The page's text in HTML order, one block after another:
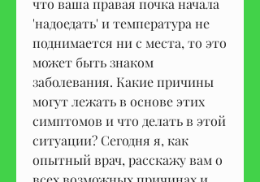
что ваша правая почка начала
'надоедать' и температура не
поднимается ни с места, то это
может быть знаком
заболевания. Какие причины
могут лежать в основе этих
симптомов и что делать в этой
ситуации? Сегодня я, как
опытный врач, расскажу вам о